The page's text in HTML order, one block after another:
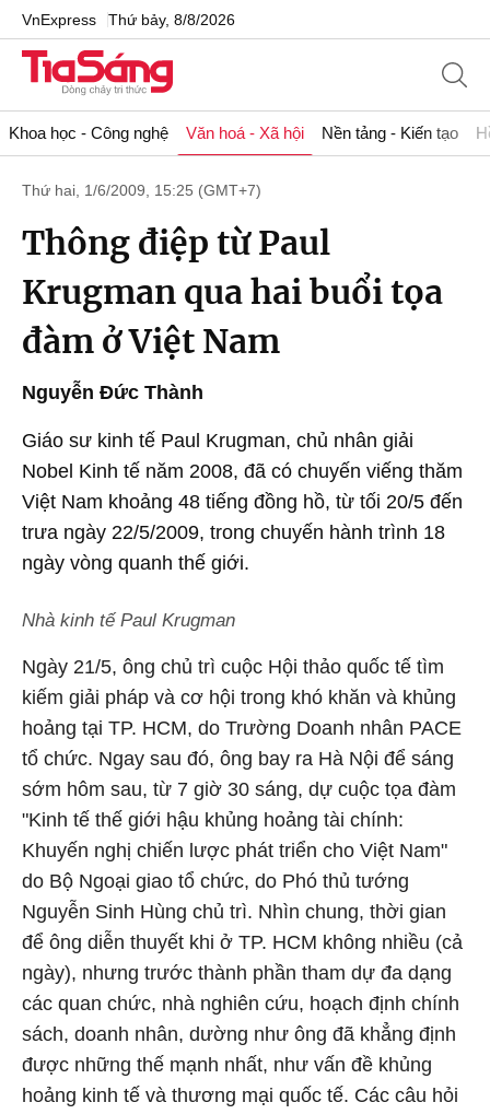
VnExpress Thứ bảy, 8/8/2026
Khoa học - Công nghệ Văn hoá - Xã hội Nền tảng - Kiến tạo
Thứ hai, 1/6/2009, 15:25 (GMT+7)
Thông điệp từ Paul
Krugman qua hai buổi tọa
đàm ở Việt Nam
Nguyễn Đức Thành
Giáo sư kinh tế Paul Krugman, chủ nhân giải
Nobel Kinh tế năm 2008, đã có chuyến viếng thăm
Việt Nam khoảng 48 tiếng đồng hồ, từ tối 20/5 đến
trưa ngày 22/5/2009, trong chuyến hành trình 18
ngày vòng quanh thế giới.
Nhà kinh tế Paul Krugman
Ngày 21/5, ông chủ trì cuộc Hội thảo quốc tế tìm
kiếm giải pháp và cơ hội trong khó khăn và khủng
hoảng tại TP. HCM, do Trường Doanh nhân PACE
tổ chức. Ngay sau đó, ông bay ra Hà Nội để sáng
sớm hôm sau, từ 7 giờ 30 sáng, dự cuộc tọa đàm
"Kinh tế thế giới hậu khủng hoảng tài chính:
Khuyến nghị chiến lược phát triển cho Việt Nam"
do Bộ Ngoại giao tổ chức, do Phó thủ tướng
Nguyễn Sinh Hùng chủ trì. Nhìn chung, thời gian
để ông diễn thuyết khi ở TP. HCM không nhiều (cả
ngày), nhưng trước thành phần tham dự đa dạng
các quan chức, nhà nghiên cứu, hoạch định chính
sách, doanh nhân, dường như ông đã khẳng định
được những thế mạnh nhất, như vấn đề khủng
hoảng kinh tế và thương mại quốc tế. Các câu hỏi